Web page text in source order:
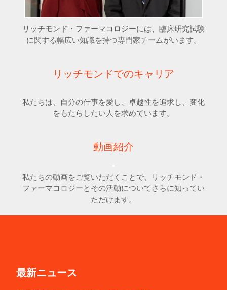
リッチモンド・ファーマコロジーには、臨床研究試験
に関する幅広い知識を持つ専門家チームがいます。
リッチモンドでのキャリア
私たちは、自分の仕事を愛し、卓越性を追求し、変化
をもたらしたい人を求めています。
動画紹介
私たちの動画をご覧いただくことで、リッチモンド・
ファーマコロジーとその活動についてさらに知ってい
ただけます。
最新ニュース